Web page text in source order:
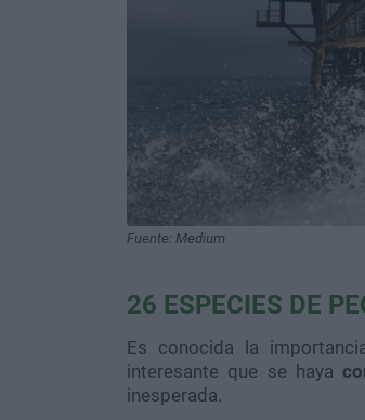
Fuente: Medium
26 ESPECIES DE
Es conocida la
interesante que se haya
inesperada.